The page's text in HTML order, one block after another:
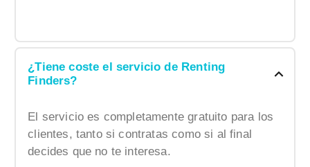
¿Tiene coste el servicio de Renting
Finders?
El servicio es completamente gratuito para los
clientes, tanto si contratas como si al final
decides que no te interesa.